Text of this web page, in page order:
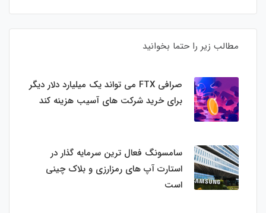
مطالب زیر را حتما بخوانید
صرافی FTX می تواند یک میلیارد دلار دیگر
برای خرید شرکت های آسیب هزینه کند
سامسونگ فعال‌ ترین سرمایه‌ گذار در
استارت‌ آپ‌ های رمزارزی و بلاک چینی
است